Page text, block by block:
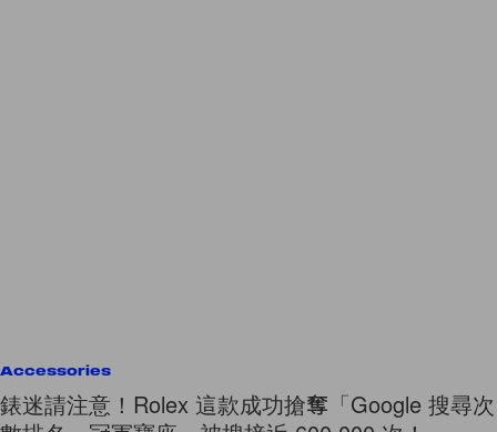
Accessories
錶迷請注意！Rolex 這款成功搶奪「Google 搜尋次